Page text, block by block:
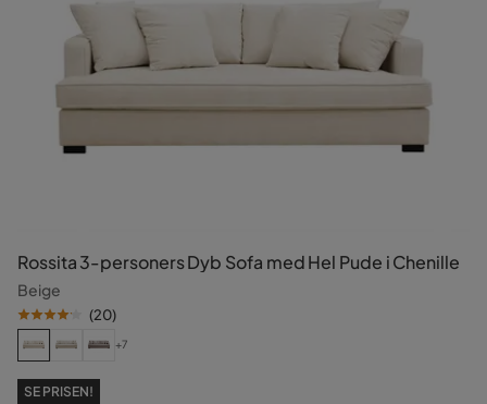
Rossita 3-personers Dyb Sofa med Hel Pude i Chenille
Beige
(20)
+7
SE PRISEN!